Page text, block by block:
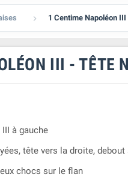
 1 Centime Napoléon III
III - TÊTE
à gauche
tête vers la droite,
chocs sur le flan